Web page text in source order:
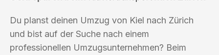
Du planst deinen Umzug von Kiel nach Zürich
und bist auf der Suche nach einem
professionellen Umzugsunternehmen? Beim